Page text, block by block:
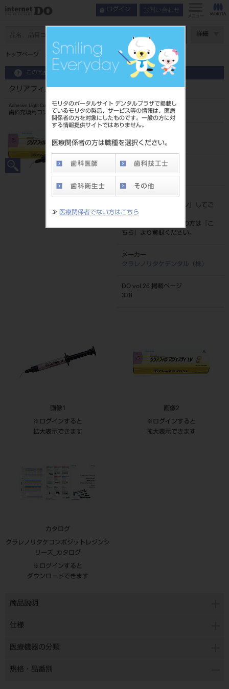
モリタのポータルサイト デンタルプラザで掲載し
ているモリタの製品、サービス等の情報は、医療
関係者の方を対象にしたものです。一般の方に対
する情報提供サイトではありません。
医療関係者の方は職種を選択ください。
≫ 医療関係者でない方はこちら
ログイン お問い合わせ
メニュー
詳細
トップページ クリアフィル マジェスティLV A1 1.5mL/3.2g
この商品に関するお問い合わせ
クリアフィル マジェスティLV A1 1.5mL/3.2g
Adhesive Light Cure Composite Resin
歯科充填用コンポジットレジン（前臼歯共用）
202420610
JAN/EANコード
標準価格
ログイン
』してご
覧ください。
ネット会員登録がまだの方は『
こ
ちら
』より登録ください。
メーカー
クラレノリタケデンタル（株）
DO vol.26 掲載ページ
338
画像1
※ログインすると
拡大表示できます
画像2
※ログインすると
拡大表示できます
カタログ
クラレノリタケコンポジットレジンシ
リーズ_カタログ
※ログインすると
ダウンロードできます
商品説明
仕様
医療機器の分類
規格・品番別